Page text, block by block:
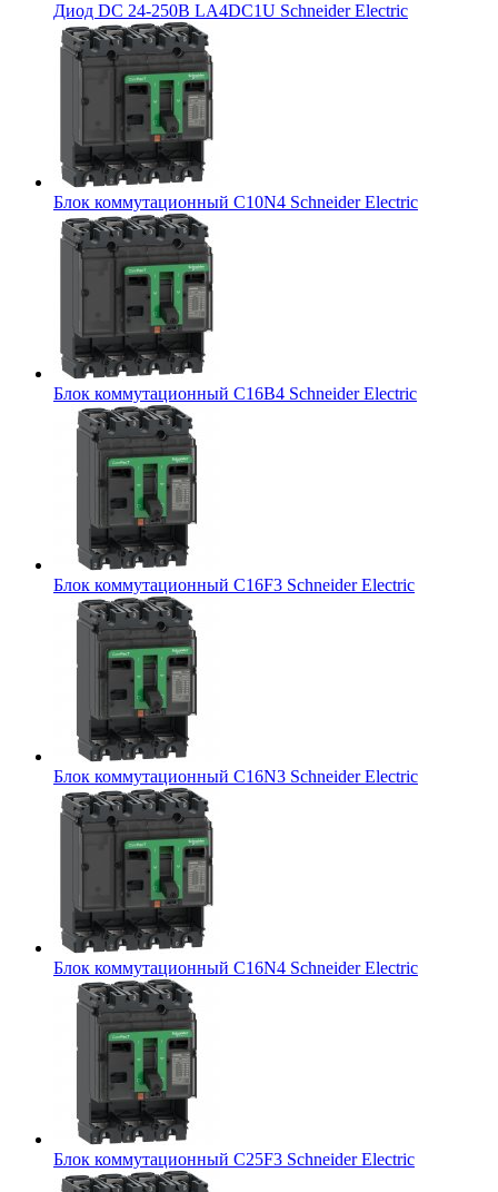
Диод DC 24-250В LA4DC1U Schneider Electric
Блок коммутационный C10N4 Schneider Electric
Блок коммутационный C16B4 Schneider Electric
Блок коммутационный C16F3 Schneider Electric
Блок коммутационный C16N3 Schneider Electric
Блок коммутационный C16N4 Schneider Electric
Блок коммутационный C25F3 Schneider Electric